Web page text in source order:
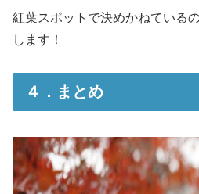
紅葉スポットで決めかねている
します！
４．まとめ